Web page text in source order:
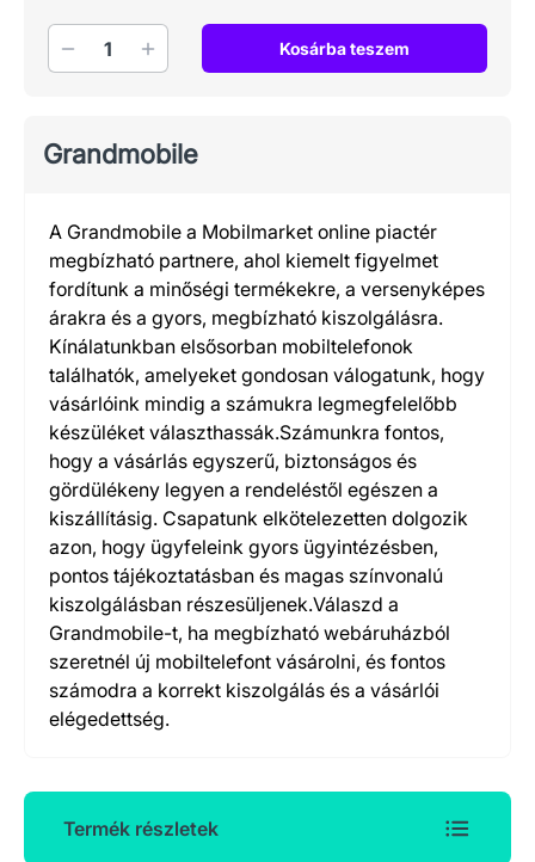
Mennyiség Kosárba teszem
Grandmobile
A Grandmobile a Mobilmarket online piactér
megbízható partnere, ahol kiemelt figyelmet
fordítunk a minőségi termékekre, a versenyképes
árakra és a gyors, megbízható kiszolgálásra.
Kínálatunkban elsősorban mobiltelefonok
találhatók, amelyeket gondosan válogatunk, hogy
vásárlóink mindig a számukra legmegfelelőbb
készüléket választhassák.Számunkra fontos,
hogy a vásárlás egyszerű, biztonságos és
gördülékeny legyen a rendeléstől egészen a
kiszállításig. Csapatunk elkötelezetten dolgozik
azon, hogy ügyfeleink gyors ügyintézésben,
pontos tájékoztatásban és magas színvonalú
kiszolgálásban részesüljenek.Válaszd a
Grandmobile-t, ha megbízható webáruházból
szeretnél új mobiltelefont vásárolni, és fontos
számodra a korrekt kiszolgálás és a vásárlói
elégedettség.
Termék részletek